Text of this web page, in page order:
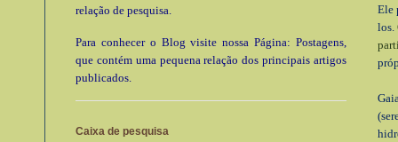
Ele
los.
relação de pesquisa.
Para conhecer o Blog visite nossa Página: Postagens,
que contém uma pequena relação dos principais artigos
publicados.
Caixa de pesquisa